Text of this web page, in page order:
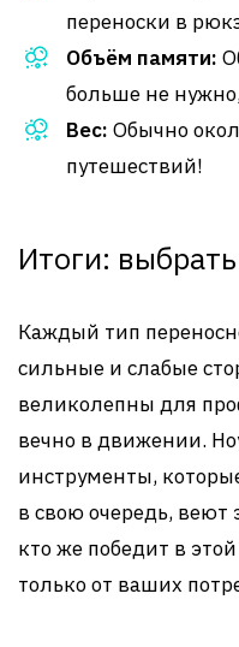
переноски в
Объём памяти:
больше не
Вес: Обычно
путешествий!
Итоги:
Каждый тип
сильные и слабые
великолепны для
вечно в движении.
инструменты,
в свою очередь, веют
кто же победит в
только от ваших